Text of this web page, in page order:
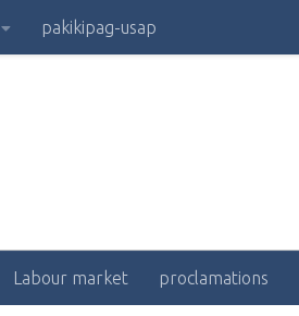
pakikipag-usap
Labour market proclamations